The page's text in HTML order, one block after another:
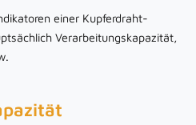
einer Kupferdraht-
Verarbeitungskapazität,